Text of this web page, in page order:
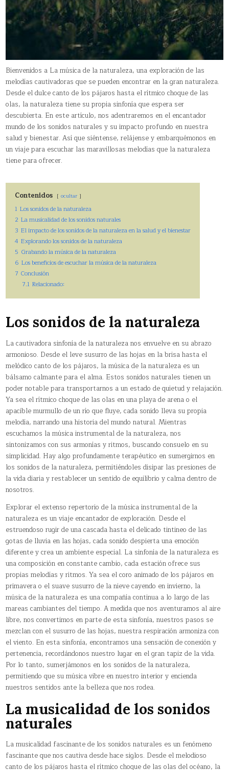
Bienvenidos a La música de la naturaleza, una exploración de las
melodías cautivadoras que se pueden encontrar en la gran naturaleza.
Desde el dulce canto de los pájaros hasta el rítmico choque de las
olas, la naturaleza tiene su propia sinfonía que espera ser
descubierta. En este artículo, nos adentraremos en el encantador
mundo de los sonidos naturales y su impacto profundo en nuestra
salud y bienestar. Así que siéntense, relájense y embarquémonos en
un viaje para escuchar las maravillosas melodías que la naturaleza
tiene para ofrecer.
Contenidos ocultar
1 Los sonidos de la naturaleza
2 La musicalidad de los sonidos naturales
3 El impacto de los sonidos de la naturaleza en la salud y el bienestar
4 Explorando los sonidos de la naturaleza
5 Grabando la música de la naturaleza
6 Los beneficios de escuchar la música de la naturaleza
7 Conclusión
7.1 Relacionado:
Los sonidos de la naturaleza
La cautivadora sinfonía de la naturaleza nos envuelve en su abrazo
armonioso. Desde el leve susurro de las hojas en la brisa hasta el
melódico canto de los pájaros, la música de la naturaleza es un
bálsamo calmante para el alma. Estos sonidos naturales tienen un
poder notable para transportarnos a un estado de quietud y relajación.
Ya sea el rítmico choque de las olas en una playa de arena o el
apacible murmullo de un río que fluye, cada sonido lleva su propia
melodía, narrando una historia del mundo natural. Mientras
escuchamos la música instrumental de la naturaleza, nos
sintonizamos con sus armonías y ritmos, buscando consuelo en su
simplicidad. Hay algo profundamente terapéutico en sumergirnos en
los sonidos de la naturaleza, permitiéndoles disipar las presiones de
la vida diaria y restablecer un sentido de equilibrio y calma dentro de
nosotros.
Explorar el extenso repertorio de la música instrumental de la
naturaleza es un viaje encantador de exploración. Desde el
estruendoso rugir de una cascada hasta el delicado tintineo de las
gotas de lluvia en las hojas, cada sonido despierta una emoción
diferente y crea un ambiente especial. La sinfonía de la naturaleza es
una composición en constante cambio, cada estación ofrece sus
propias melodías y ritmos. Ya sea el coro animado de los pájaros en
primavera o el suave susurro de la nieve cayendo en invierno, la
música de la naturaleza es una compañía continua a lo largo de las
mareas cambiantes del tiempo. A medida que nos aventuramos al aire
libre, nos convertimos en parte de esta sinfonía, nuestros pasos se
mezclan con el susurro de las hojas, nuestra respiración armoniza con
el viento. En esta sinfonía, encontramos una sensación de conexión y
pertenencia, recordándonos nuestro lugar en el gran tapiz de la vida.
Por lo tanto, sumerjámonos en los sonidos de la naturaleza,
permitiendo que su música vibre en nuestro interior y encienda
nuestros sentidos ante la belleza que nos rodea.
La musicalidad de los sonidos
naturales
La musicalidad fascinante de los sonidos naturales es un fenómeno
fascinante que nos cautiva desde hace siglos. Desde el melodioso
canto de los pájaros hasta el rítmico choque de las olas del océano, la